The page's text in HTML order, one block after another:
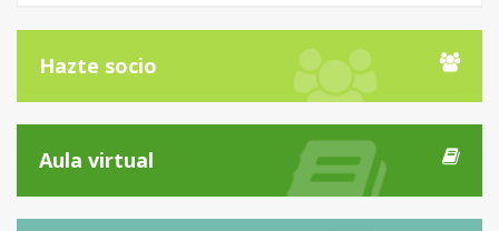
Hazte socio
Aula virtual